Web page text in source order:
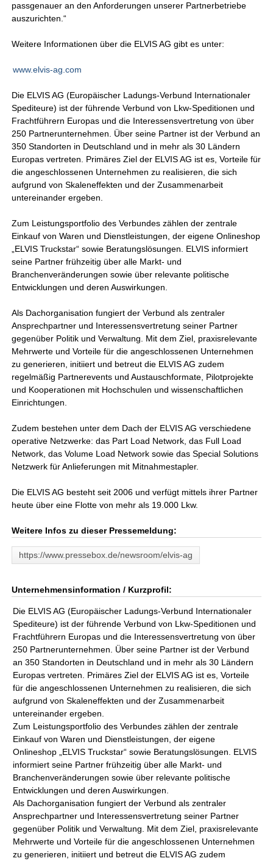
passgenauer an den Anforderungen unserer Partnerbetriebe
auszurichten.“
Weitere Informationen über die ELVIS AG gibt es unter:
www.elvis-ag.com
Die ELVIS AG (Europäischer Ladungs-Verbund Internationaler
Spediteure) ist der führende Verbund von Lkw-Speditionen und
Frachtführern Europas und die Interessensvertretung von über
250 Partnerunternehmen. Über seine Partner ist der Verbund an
350 Standorten in Deutschland und in mehr als 30 Ländern
Europas vertreten. Primäres Ziel der ELVIS AG ist es, Vorteile für
die angeschlossenen Unternehmen zu realisieren, die sich
aufgrund von Skaleneffekten und der Zusammenarbeit
untereinander ergeben.
Zum Leistungsportfolio des Verbundes zählen der zentrale
Einkauf von Waren und Dienstleistungen, der eigene Onlineshop
„ELVIS Truckstar“ sowie Beratungslösungen. ELVIS informiert
seine Partner frühzeitig über alle Markt- und
Branchenveränderungen sowie über relevante politische
Entwicklungen und deren Auswirkungen.
Als Dachorganisation fungiert der Verbund als zentraler
Ansprechpartner und Interessensvertretung seiner Partner
gegenüber Politik und Verwaltung. Mit dem Ziel, praxisrelevante
Mehrwerte und Vorteile für die angeschlossenen Unternehmen
zu generieren, initiiert und betreut die ELVIS AG zudem
regelmäßig Partnerevents und Austauschformate, Pilotprojekte
und Kooperationen mit Hochschulen und wissenschaftlichen
Einrichtungen.
Zudem bestehen unter dem Dach der ELVIS AG verschiedene
operative Netzwerke: das Part Load Network, das Full Load
Network, das Volume Load Network sowie das Special Solutions
Netzwerk für Anlieferungen mit Mitnahmestapler.
Die ELVIS AG besteht seit 2006 und verfügt mittels ihrer Partner
heute über eine Flotte von mehr als 19.000 Lkw.
Weitere Infos zu dieser Pressemeldung:
https://www.pressebox.de/newsroom/elvis-ag
Unternehmensinformation / Kurzprofil:
Die ELVIS AG (Europäischer Ladungs-Verbund Internationaler
Spediteure) ist der führende Verbund von Lkw-Speditionen und
Frachtführern Europas und die Interessensvertretung von über
250 Partnerunternehmen. Über seine Partner ist der Verbund
an 350 Standorten in Deutschland und in mehr als 30 Ländern
Europas vertreten. Primäres Ziel der ELVIS AG ist es, Vorteile
für die angeschlossenen Unternehmen zu realisieren, die sich
aufgrund von Skaleneffekten und der Zusammenarbeit
untereinander ergeben.
Zum Leistungsportfolio des Verbundes zählen der zentrale
Einkauf von Waren und Dienstleistungen, der eigene
Onlineshop „ELVIS Truckstar“ sowie Beratungslösungen. ELVIS
informiert seine Partner frühzeitig über alle Markt- und
Branchenveränderungen sowie über relevante politische
Entwicklungen und deren Auswirkungen.
Als Dachorganisation fungiert der Verbund als zentraler
Ansprechpartner und Interessensvertretung seiner Partner
gegenüber Politik und Verwaltung. Mit dem Ziel, praxisrelevante
Mehrwerte und Vorteile für die angeschlossenen Unternehmen
zu generieren, initiiert und betreut die ELVIS AG zudem